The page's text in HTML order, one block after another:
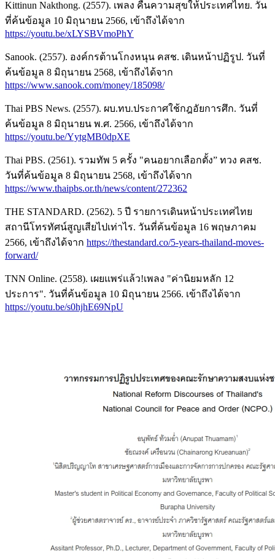
Kittinun Nakthong. (2557). เพลง คืนความสุขให้ประเทศไทย. วัน
ที่ค้นข้อมูล 10 มิถุนายน 2566, เข้าถึงได้จาก
https://youtu.be/xLYSBVmoPhY
Sanook. (2557). องค์กรต้านโกงหนุน คสช. เดินหน้าปฏิรูป. วันที่
ค้นข้อมูล 8 มิถุนายน 2568, เข้าถึงได้จาก
https://www.sanook.com/money/185098/
Thai PBS News. (2557). ผบ.ทบ.ประกาศใช้กฎอัยการศึก. วันที่
ค้นข้อมูล 8 มิถุนายน พ.ศ. 2566, เข้าถึงได้จาก
https://youtu.be/YytgMB0dpXE
Thai PBS. (2561). รวมทัพ 5 ครั้ง "คนอยากเลือกตั้ง” ทวง คสช.
วันที่ค้นข้อมูล 8 มิถุนายน 2568, เข้าถึงได้จาก
https://www.thaipbs.or.th/news/content/272362
THE STANDARD. (2562). 5 ปี รายการเดินหน้าประเทศไทย
สถานีโทรทัศน์สูญเสียไปเท่าไร. วันที่ค้นข้อมูล 16 พฤษภาคม
2566, เข้าถึงได้จาก https://thestandard.co/5-years-thailand-moves-
forward/
TNN Online. (2558). เผยแพร่แล้ว!เพลง "ค่านิยมหลัก 12
ประการ". วันที่ค้นข้อมูล 10 มิถุนายน 2566. เข้าถึงได้จาก
https://youtu.be/s0hjhE69NpU